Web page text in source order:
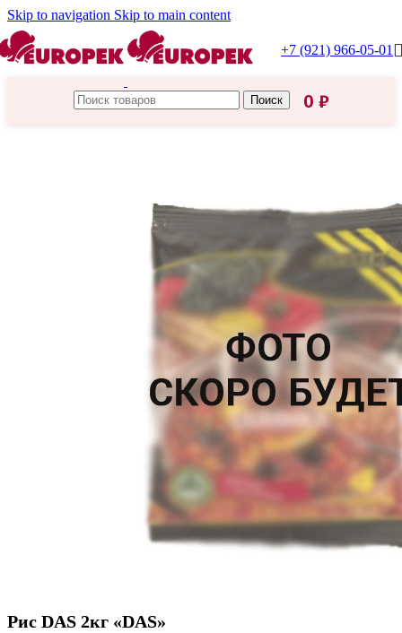
Skip to navigation Skip to main content
+7 (921) 966-05-01
Поиск 0 ₽
Рис DAS 2кг «DAS»